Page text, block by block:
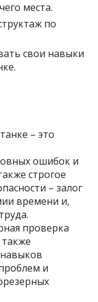
места.
по
свои навыки
– это
ошибок и
строгое
– залог
времени и,
проверка
и